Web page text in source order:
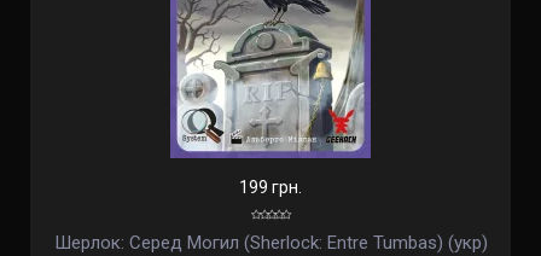
199 грн.
Шерлок: Серед Могил (Sherlock: Entre Tumbas) (укр)